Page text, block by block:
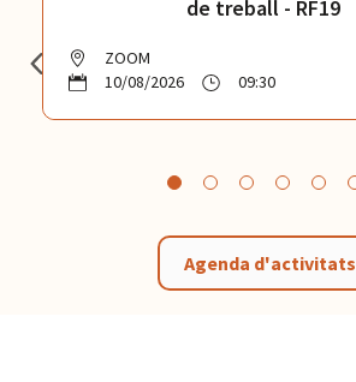
de treball - RF19
ZOOM
10/08/2026
09:30
Agenda d'activitats